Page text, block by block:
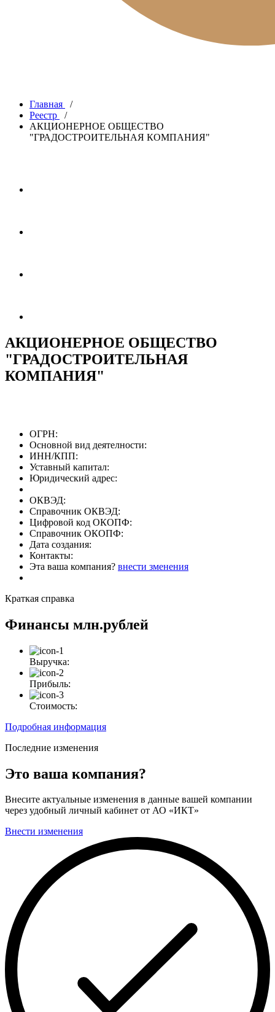
Главная
/
Реестр
/
АКЦИОНЕРНОЕ ОБЩЕСТВО
"ГРАДОСТРОИТЕЛЬНАЯ КОМПАНИЯ"
АКЦИОНЕРНОЕ ОБЩЕСТВО
"ГРАДОСТРОИТЕЛЬНАЯ
КОМПАНИЯ"
ОГРН:
Основной вид деятелности:
ИНН/КПП:
Уставный капитал:
Юридический адрес:
ОКВЭД:
Справочник ОКВЭД:
Цифровой код ОКОПФ:
Справочник ОКОПФ:
Дата создания:
Контакты:
Эта ваша компания? внести зменения
Краткая справка
Финансы млн.рублей
Выручка:
Прибыль:
Стоимость:
Подробная информация
Последние изменения
Это ваша компания?
Внесите актуальные изменения в данные вашей компании
через удобный личный кабинет от АО «ИКТ»
Внести изменения